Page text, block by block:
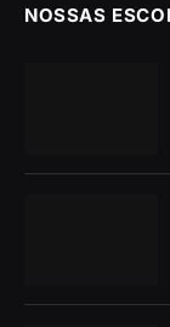
NOSSAS